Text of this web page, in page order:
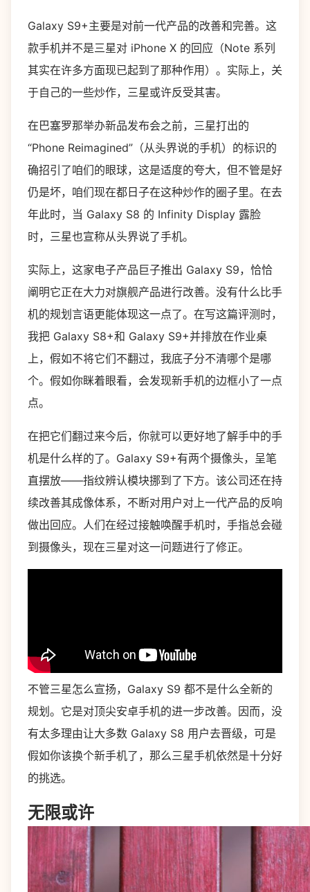
Galaxy S9+主要是对前一代产品的改善和完善。这
款手机并不是三星对 iPhone X 的回应（Note 系列
其实在许多方面现已起到了那种作用）。实际上，关
于自己的一些炒作，三星或许反受其害。
在巴塞罗那举办新品发布会之前，三星打出的
“Phone Reimagined”（从头界说的手机）的标识的
确招引了咱们的眼球，这是适度的夸大，但不管是好
仍是坏，咱们现在都日子在这种炒作的圈子里。在去
年此时，当 Galaxy S8 的 Infinity Display 露脸
时，三星也宣称从头界说了手机。
实际上，这家电子产品巨子推出 Galaxy S9，恰恰
阐明它正在大力对旗舰产品进行改善。没有什么比手
机的规划言语更能体现这一点了。在写这篇评测时，
我把 Galaxy S8+和 Galaxy S9+并排放在作业桌
上，假如不将它们不翻过，我底子分不清哪个是哪
个。假如你眯着眼看，会发现新手机的边框小了一点
点。
在把它们翻过来今后，你就可以更好地了解手中的手
机是什么样的了。Galaxy S9+有两个摄像头，呈笔
直摆放——指纹辨认模块挪到了下方。该公司还在持
续改善其成像体系，不断对用户对上一代产品的反响
做出回应。人们在经过接触唤醒手机时，手指总会碰
到摄像头，现在三星对这一问题进行了修正。
不管三星怎么宣扬，Galaxy S9 都不是什么全新的
规划。它是对顶尖安卓手机的进一步改善。因而，没
有太多理由让大多数 Galaxy S8 用户去晋级，可是
假如你该换个新手机了，那么三星手机依然是十分好
的挑选。
无限或许